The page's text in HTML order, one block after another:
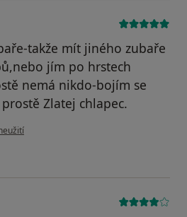
takže mít jiného zubaře
jím po hrstech
nemá nikdo-bojím se
Zlatej chlapec.
uživatele Zdenka